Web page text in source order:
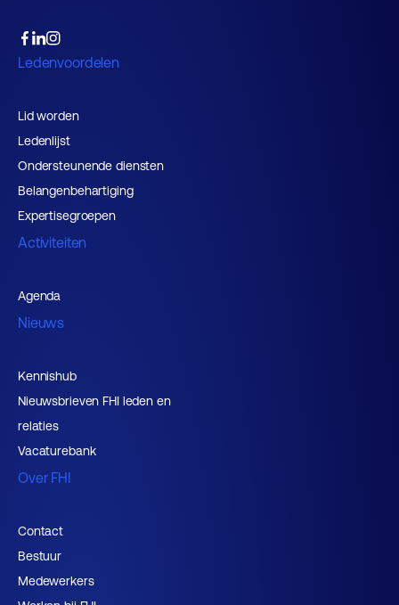
Ledenvoordelen
Lid worden
Ledenlijst
Ondersteunende diensten
Belangenbehartiging
Expertisegroepen
Activiteiten
Agenda
Nieuws
Kennishub
Nieuwsbrieven FHI leden en
relaties
Vacaturebank
Over FHI
Contact
Bestuur
Medewerkers